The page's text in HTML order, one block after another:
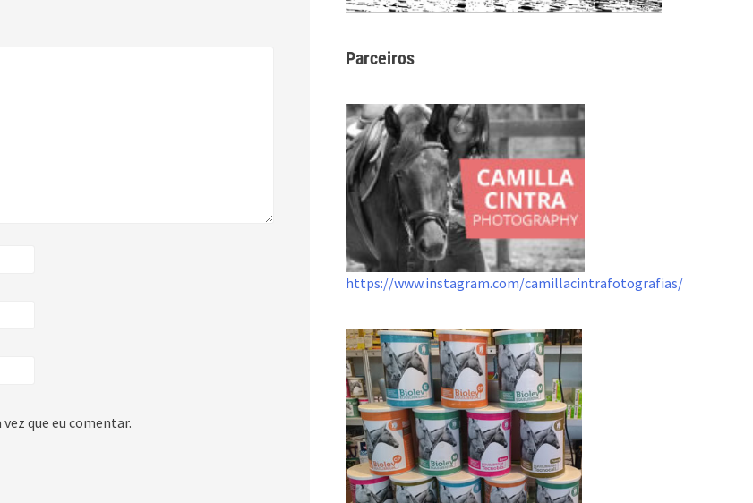
que eu comentar.
Parceiros
https://www.instagram.com/camillacintrafotografias/